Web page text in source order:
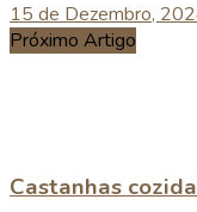
15 de Dezembro,
Próximo Artigo
Castanhas